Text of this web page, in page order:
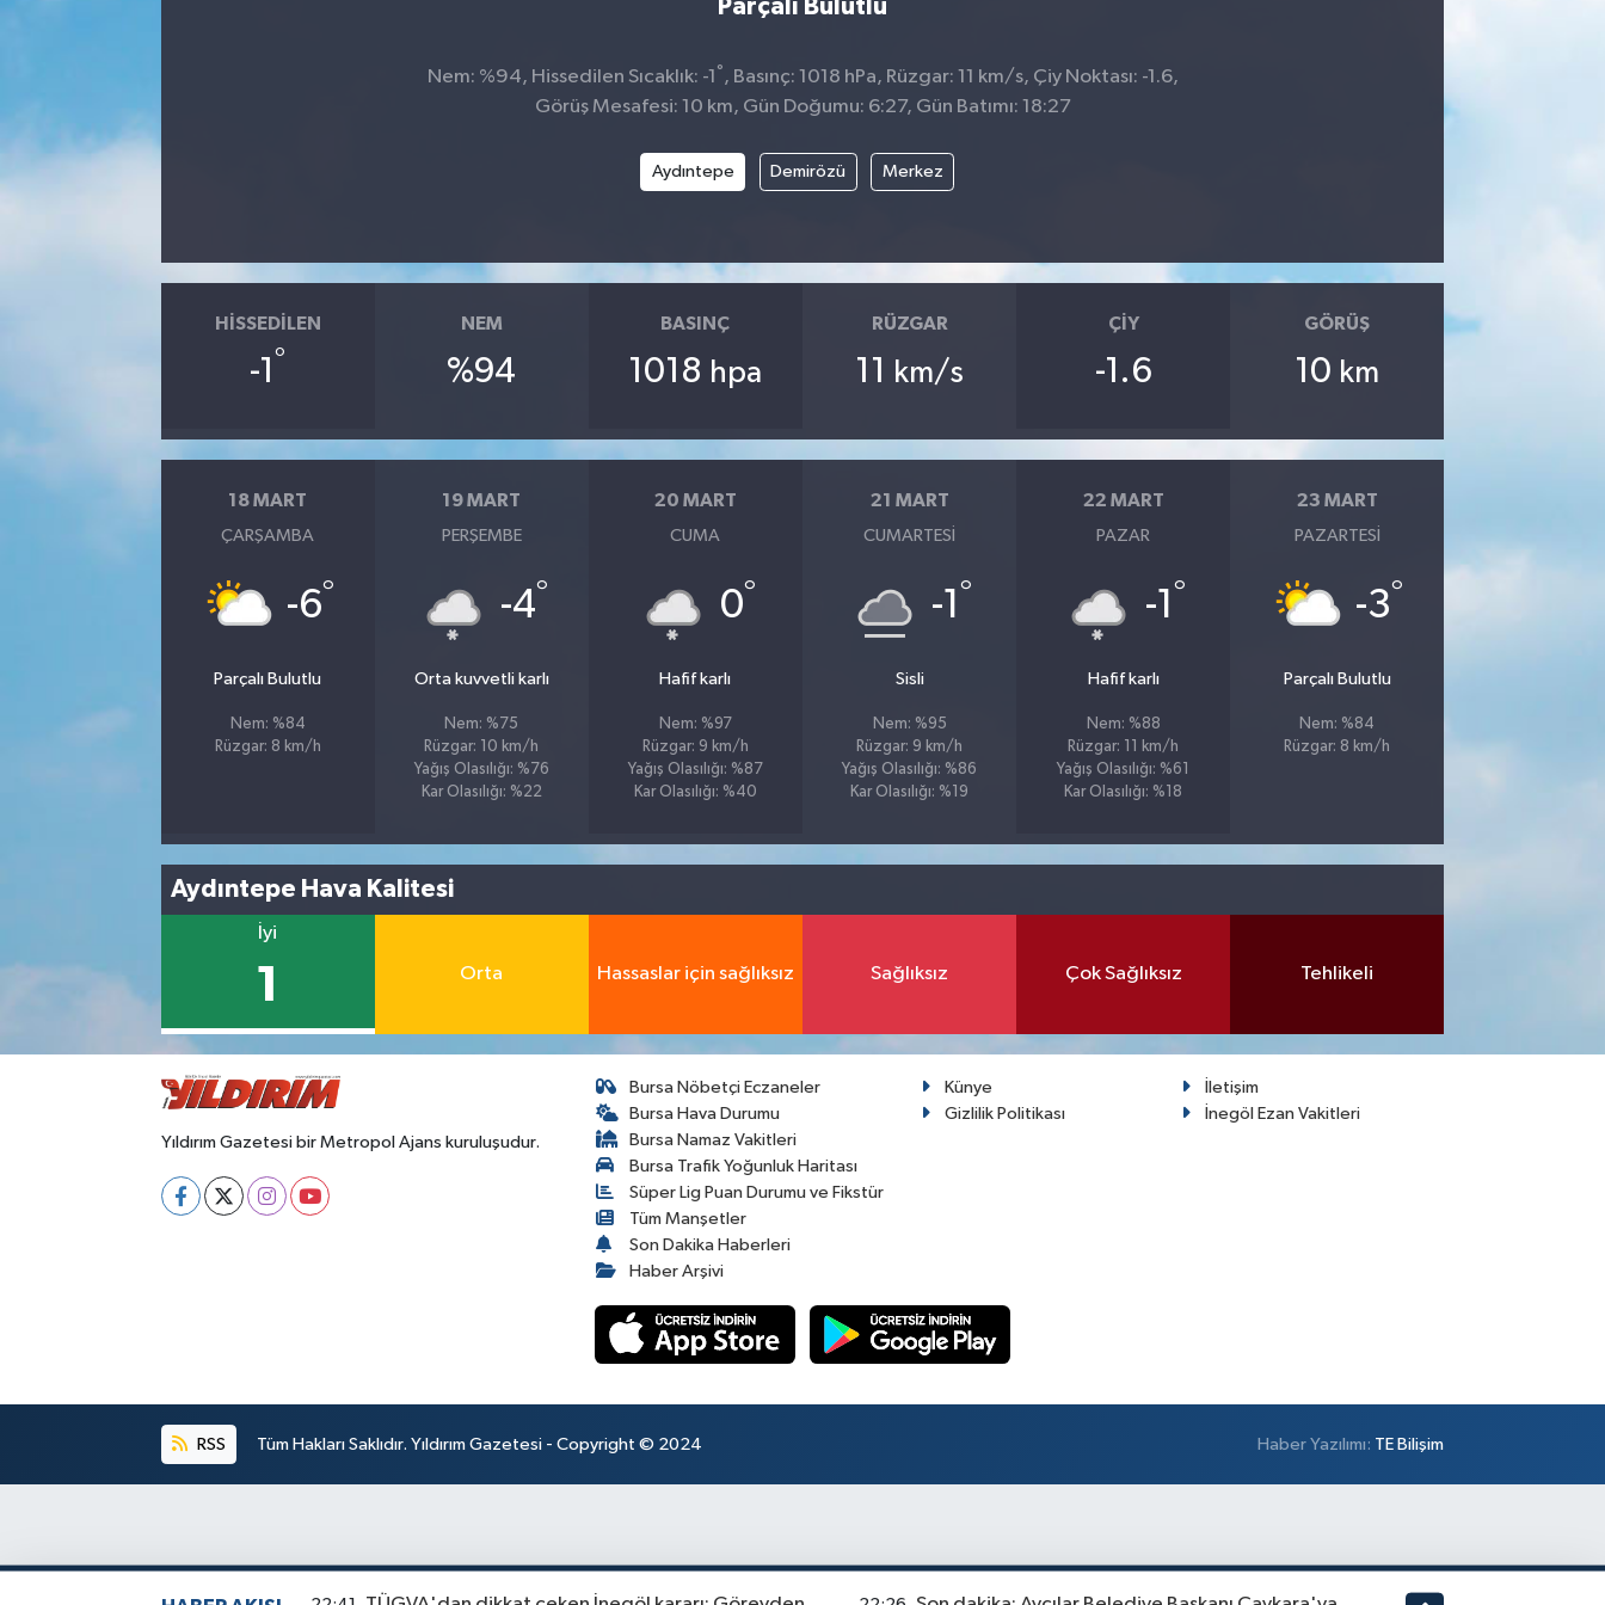
Parçalı Bulutlu
Nem: %94, Hissedilen Sıcaklık: -1 ° , Basınç: 1018 hPa, Rüzgar: 11 km/s, Çiy Noktası: -1.6,
Görüş Mesafesi: 10 km, Gün Doğumu: 6:27, Gün Batımı: 18:27
Aydıntepe Demirözü Merkez
HISSEDILEN
-1 °
NEM
%94
BASINÇ
1018 hpa
RÜZGAR
11 km/s
ÇIY
-1.6
GÖRÜŞ
10 km
18 MART
ÇARŞAMBA
-6°
Parçalı Bulutlu
Nem: %84
Rüzgar: 8 km/h
19 MART
PERŞEMBE
-4°
Orta kuvvetli karlı
Nem: %75
Rüzgar: 10 km/h
Yağış Olasılığı: %76
Kar Olasılığı: %22
20 MART
CUMA
0°
Hafif karlı
Nem: %97
Rüzgar: 9 km/h
Yağış Olasılığı: %87
Kar Olasılığı: %40
21 MART
CUMARTESI
-1 °
Sisli
Nem: %95
Rüzgar: 9 km/h
Yağış Olasılığı: %86
Kar Olasılığı: %19
22 MART
PAZAR
-1 °
Hafif karlı
Nem: %88
Rüzgar: 11 km/h
Yağış Olasılığı: %61
Kar Olasılığı: %18
23 MART
PAZARTESI
-3°
Parçalı Bulutlu
Nem: %84
Rüzgar: 8 km/h
Aydıntepe Hava Kalitesi
İyi
1 Orta Hassaslar için sağlıksız Sağlıksız Çok Sağlıksız Tehlikeli
Yıldırım Gazetesi bir Metropol Ajans kuruluşudur.
Bursa Nöbetçi Eczaneler
Bursa Hava Durumu
Bursa Namaz Vakitleri
Bursa Trafik Yoğunluk Haritası
Süper Lig Puan Durumu ve Fikstür
Tüm Manşetler
Son Dakika Haberleri
Haber Arşivi
Künye
İletişim
Gizlilik Politikası
İnegöl Ezan Vakitleri
RSS Tüm Hakları Saklıdır. Yıldırım Gazetesi - Copyright © 2024 Haber Yazılımı: TE Bilişim